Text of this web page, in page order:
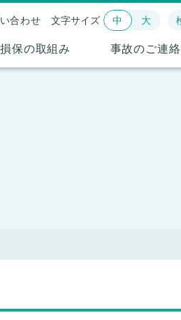
合わせ 文字サイズ 中 大
保の取組み 事故のご連絡